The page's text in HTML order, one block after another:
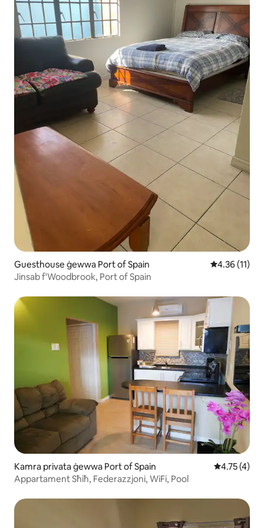
Guesthouse ġewwa Port of Spain Rating
4.36 (11)
Jinsab f'Woodbrook, Port of Spain
Kamra privata ġewwa Port of Spain Rating
4.75 (4)
Appartament Sħiħ, Federazzjoni, WiFi, Pool